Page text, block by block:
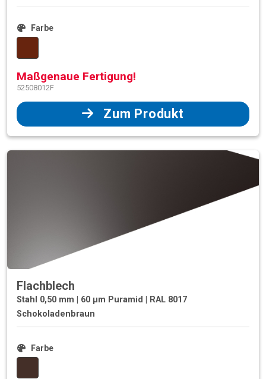
Farbe
Maßgenaue Fertigung!
52508012F
Zum Produkt
Flachblech
Stahl 0,50 mm | 60 µm Puramid | RAL 8017
Schokoladenbraun
Farbe